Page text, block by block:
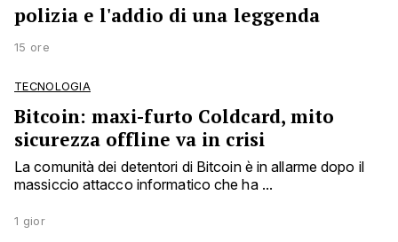
polizia e l'addio di una leggenda
15 ore
TECNOLOGIA
Bitcoin: maxi-furto Coldcard, mito
sicurezza offline va in crisi
La comunità dei detentori di Bitcoin è in allarme dopo il
massiccio attacco informatico che ha ...
1 gior